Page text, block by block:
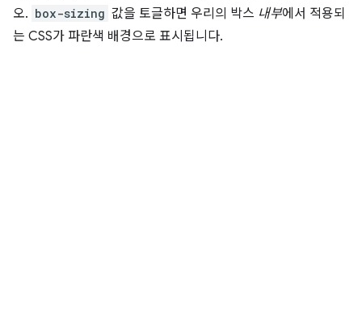
오. box-sizing 값을 토글하면 우리의 박스 내부에서 적용되
는 CSS가 파란색 배경으로 표시됩니다.